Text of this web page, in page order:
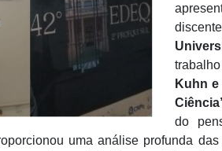
Kuhn
do
uma análise profunda